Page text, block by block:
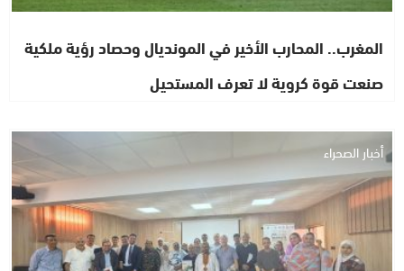
المغرب.. المحارب الأخير في المونديال وحصاد رؤية ملكية
صنعت قوة كروية لا تعرف المستحيل
أخبار الصحراء